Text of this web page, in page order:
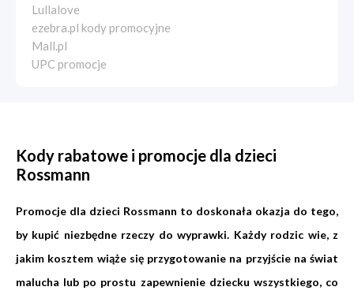
Lullalove
ezebra.pl kody promocyjne
Mall.pl
UPC promocje
Kody rabatowe i promocje dla dzieci
Rossmann
Promocje dla dzieci Rossmann to doskonała okazja do tego,
by kupić niezbędne rzeczy do wyprawki. Każdy rodzic wie, z
jakim kosztem wiąże się przygotowanie na przyjście na świat
malucha lub po prostu zapewnienie dziecku wszystkiego, co